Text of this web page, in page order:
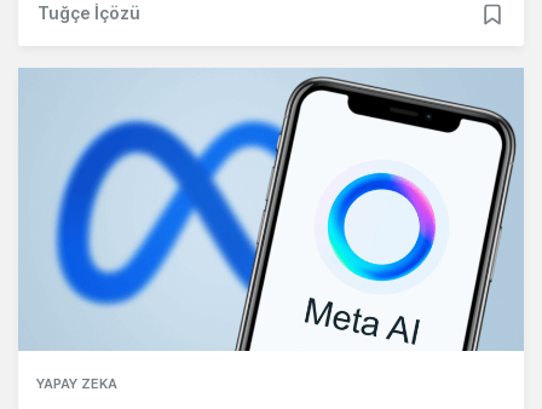
Tuğçe İçözü
YAPAY ZEKA